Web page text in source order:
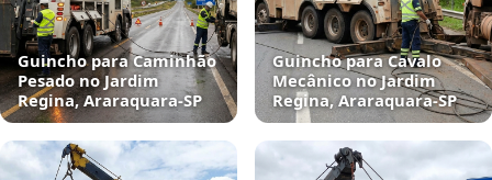
Guincho para Caminhão
Pesado no Jardim
Regina, Araraquara‑SP
Guincho para Cavalo
Mecânico no Jardim
Regina, Araraquara‑SP